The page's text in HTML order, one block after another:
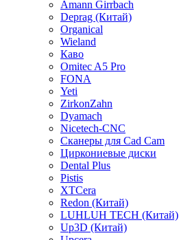
Amann Girrbach
Deprag (Китай)
Organical
Wieland
Каво
Omitec A5 Pro
FONA
Yeti
ZirkonZahn
Dyamach
Nicetech-CNC
Сканеры для Cad Cam
Циркониевые диски
Dental Plus
Pistis
XTCera
Redon (Китай)
LUHLUH TECH (Китай)
Up3D (Китай)